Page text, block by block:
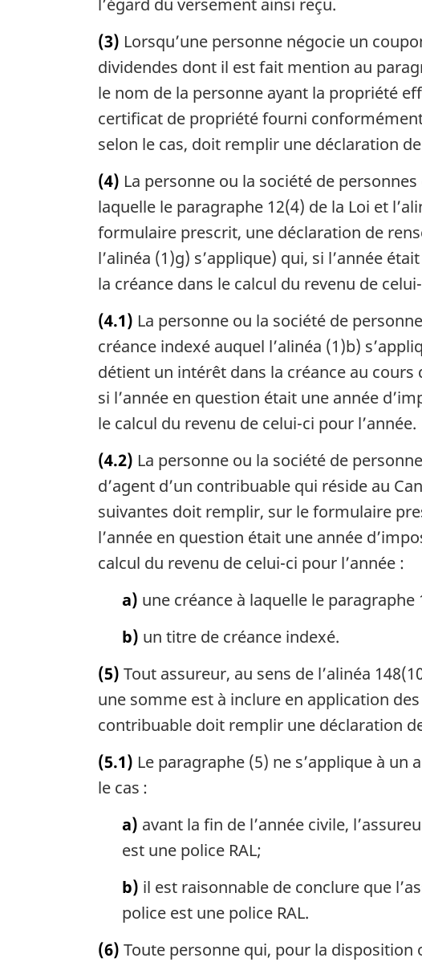
l’égard du versement ainsi reçu.
(3) Lorsqu’une personne négocie un
dividendes dont il est fait mention au
le nom de la personne ayant la propriété
certificat de propriété fourni
selon le cas, doit remplir une déclaration
(4) La personne ou la société de
laquelle le paragraphe 12(4) de la Loi et
formulaire prescrit, une déclaration de
l’alinéa (1)g) s’applique) qui, si l’année
la créance dans le calcul du revenu de
(4.1) La personne ou la société de
créance indexé auquel l’alinéa (1)b)
détient un intérêt dans la créance au
si l’année en question était une année
le calcul du revenu de celui-ci pour l’année.
(4.2) La personne ou la société de
d’agent d’un contribuable qui réside au
suivantes doit remplir, sur le formulaire
l’année en question était une année
calcul du revenu de celui-ci pour l’année :
a) une créance à laquelle le
b) un titre de créance indexé.
(5) Tout assureur, au sens de l’alinéa
une somme est à inclure en application
contribuable doit remplir une déclaration
(5.1) Le paragraphe (5) ne s’applique à
le cas :
a) avant la fin de l’année civile,
est une police RAL;
b) il est raisonnable de conclure que
police est une police RAL.
(6) Toute personne qui, pour la disposition